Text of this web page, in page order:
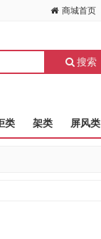
商城首页
搜索
类 架类 屏风类